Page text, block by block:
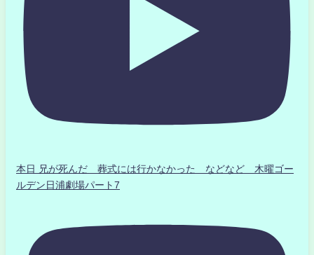
本日 兄が死んだ 葬式には行かなかった などなど 木曜ゴー
ルデン日浦劇場パート7